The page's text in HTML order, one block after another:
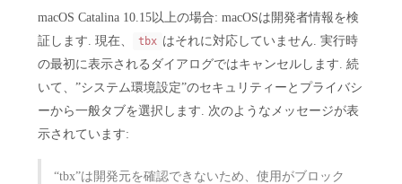
macOS Catalina 10.15以上の場合: macOSは開発者情報を検
証します. 現在、
tbx はそれに対応していません. 実行時
の最初に表示されるダイアログではキャンセルします. 続
いて、”システム環境設定”のセキュリティーとプライバシ
ーから一般タブを選択します. 次のようなメッセージが表
示されています:
“tbx”は開発元を確認できないため、使用がブロック